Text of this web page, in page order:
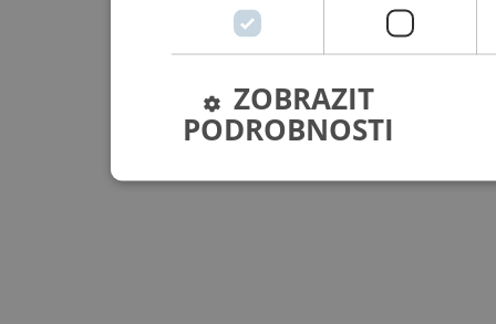
ZOBRAZIT
PODROBNOSTI